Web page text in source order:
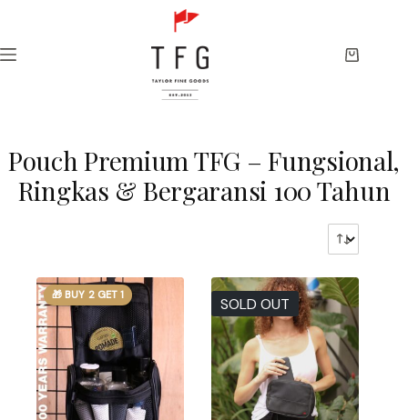
content
Shopping
Pouch Premium TFG – Fungsional,
Ringkas & Bergaransi 100 Tahun
🎁 BUY 2 GET 1 SOLD OUT